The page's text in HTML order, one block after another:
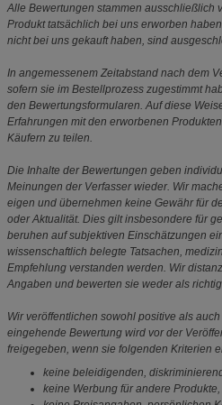
Alle Bewertungen stammen ausschließlich
Produkt tatsächlich bei uns erworben
nicht bei uns gekauft haben, sind
In angemessenem Zeitabstand nach dem
sofern sie im Bestellprozess zugestimmt
den Bewertungsformularen. Auf diese
Erfahrungen mit den erworbenen
Käufern zu teilen.
Die Inhalte der Bewertungen geben
Meinungen der Verfasser wieder. Wir
eigen und übernehmen keine Gewähr für
oder Aktualität. Dies gilt insbesondere für
beruhen auf subjektiven Einschätzungen
wissenschaftlich belegte Tatsachen,
Empfehlung verstanden werden. Wir
Angaben und bewerten sie weder als
Wir veröffentlichen sowohl positive als
eingehende Bewertung wird vor der
freigegeben, wenn sie folgenden Kriterien
keine beleidigenden,
keine Werbung für andere